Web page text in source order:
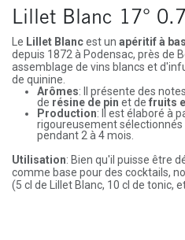
Lillet Blanc 17°
Le Lillet Blancest un apéritif à
depuis 1872 à Podensac, près de
assemblage de vins blancs et
de quinine.
Arômes: Il présente des
de résine de pin et de fruits
Production: Il est élaboré à
rigoureusement
pendant 2 à 4 mois.
Utilisation: Bien qu'il puisse être
comme base pour des cocktails,
(5 cl de Lillet Blanc, 10 cl de tonic,